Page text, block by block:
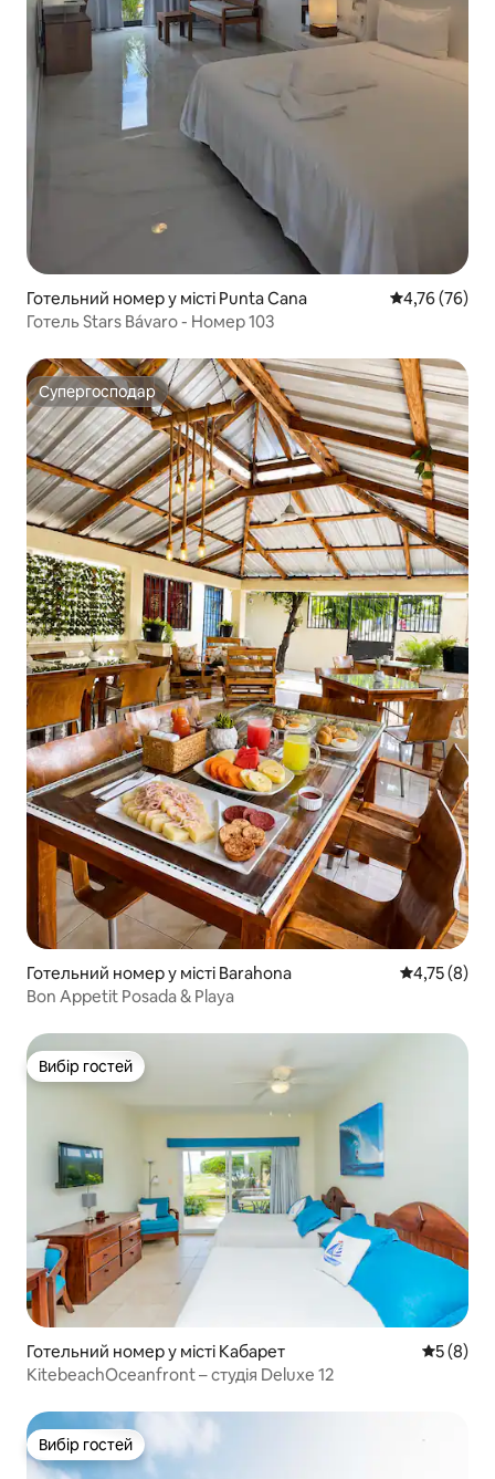
Готельний номер у місті Punta Cana Середня
4,76 (76)
Готель Stars Bávaro - Номер 103
Супергосподар
Супергосподар
Готельний номер у місті Barahona Середня
4,75 (8)
Bon Appetit Posada & Playa
Вибір гостей
Вибір гостей
Готельний номер у місті Кабарет Середня
5 (8)
KitebeachOceanfront – студія Deluxe 12
Вибір гостей
Вибір гостей